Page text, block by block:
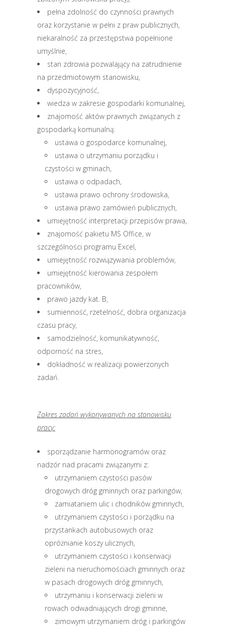
pełna zdolność do czynności prawnych
oraz korzystanie w pełni z praw publicznych,
niekaralność za przestępstwa popełnione
umyślnie,
stan zdrowia pozwalający na zatrudnienie
na przedmiotowym stanowisku,
dyspozycyjność,
wiedza w zakresie gospodarki komunalnej,
znajomość aktów prawnych związanych z
gospodarką komunalną:
ustawa o gospodarce komunalnej,
ustawa o utrzymaniu porządku i
czystości w gminach,
ustawa o odpadach,
ustawa prawo ochrony środowiska,
ustawa prawo zamówień publicznych,
umiejętność interpretacji przepisów prawa,
znajomość pakietu MS Office, w
szczególności programu Excel,
umiejętność rozwiązywania problemów,
umiejętność kierowania zespołem
pracowników,
prawo jazdy kat. B,
sumienność, rzetelność, dobra organizacja
czasu pracy,
samodzielność, komunikatywność,
odporność na stres,
dokładność w realizacji powierzonych
zadań.
Zakres zadań wykonywanych na stanowisku
pracy:
sporządzanie harmonogramów oraz
nadzór nad pracami związanymi z:
utrzymaniem czystości pasów
drogowych dróg gminnych oraz parkingów,
zamiataniem ulic i chodników gminnych,
utrzymaniem czystości i porządku na
przystankach autobusowych oraz
opróżnianie koszy ulicznych,
utrzymaniem czystości i konserwacji
zieleni na nieruchomościach gminnych oraz
w pasach drogowych dróg gminnych,
utrzymaniu i konserwacji zieleni w
rowach odwadniających drogi gminne,
zimowym utrzymaniem dróg i parkingów